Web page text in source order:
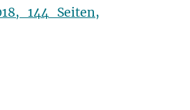
144 Seiten,